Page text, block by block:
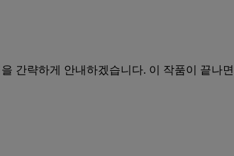
간략하게 안내하겠습니다. 이 작품이 끝나